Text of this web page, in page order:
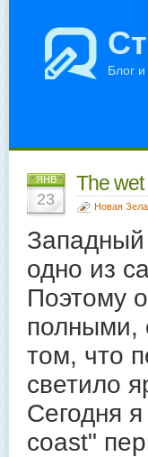
Блог
ЯНВ
23
The
Новая
Западный
одно из
Поэтому
полными,
том, что
светило
Сегодня
coast"